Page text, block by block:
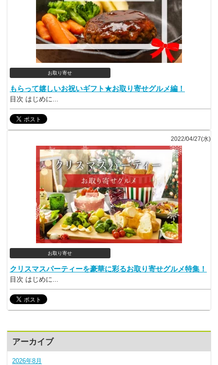
お取り寄せ
もらって嬉しいお祝いギフト★お取り寄せグルメ編！
目次 はじめに...
2022/04/27(水)
お取り寄せ
クリスマスパーティーを豪華に彩るお取り寄せグルメ特集！
目次 はじめに...
アーカイブ
2026年8月